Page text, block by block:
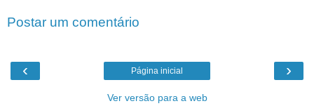
Postar um comentário
‹ ›
Página inicial
Ver versão para a web